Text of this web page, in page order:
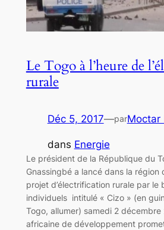
Le Togo à l’heure de
rurale
Déc 5, 2017—parMoctar
dans Energie
Le président de la République du
Gnassingbé a lancé dans la région
projet d’électrification rurale par le
individuels intitulé « Cizo » (en
Togo, allumer) samedi 2 décembre
africaine de développement